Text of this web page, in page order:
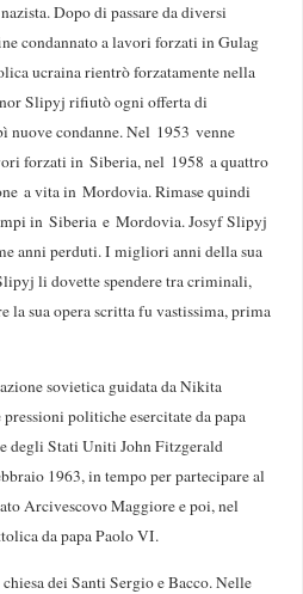
Dopo di passare da diversi
condannato a lavori forzati in Gulag
ucraina rientrò forzatamente nella
Slipyj rifiutò ogni offerta di
nuove condanne. Nel 1953 venne
forzati in Siberia, nel 1958 a quattro
a vita in Mordovia. Rimase quindi
in Siberia e Mordovia. Josyf Slipyj
anni perduti. I migliori anni della sua
li dovette spendere tra criminali,
la sua opera scritta fu vastissima, prima
sovietica guidata da Nikita
politiche esercitate da papa
degli Stati Uniti John Fitzgerald
1963, in tempo per partecipare al
Arcivescovo Maggiore e poi, nel
da papa Paolo VI.
dei Santi Sergio e Bacco. Nelle